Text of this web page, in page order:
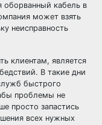
оборванный кабель в
может взять
неисправность
клиентам, является
В такие дни
быстрого
проблемы не
просто запастись
всех нужных